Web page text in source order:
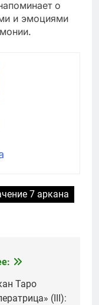
о
и эмоциями
7 аркана
Таро
(III):